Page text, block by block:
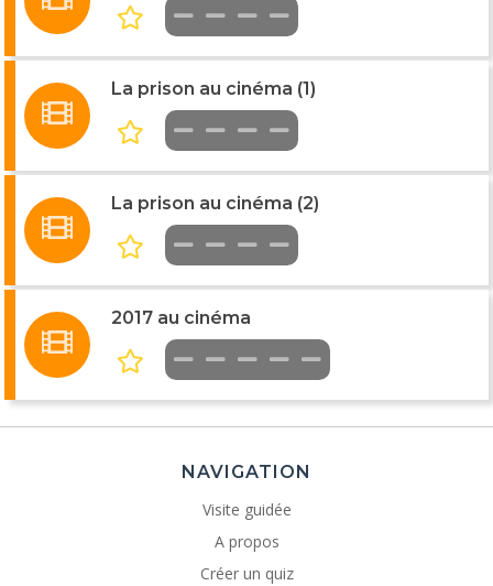
La prison au cinéma (1)
La prison au cinéma (2)
2017 au cinéma
NAVIGATION
Visite guidée
A propos
Créer un quiz